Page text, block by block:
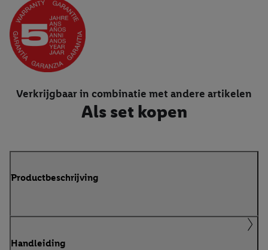
Verkrijgbaar in combinatie met andere artikelen
Als set kopen
Productbeschrijving
Handleiding